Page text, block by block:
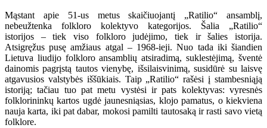
Mąstant apie 51-us metus skaičiuojantį „Ratilio“ ansamblį,
nebeužtenka folkloro kolektyvo kategorijos. Šalia „Ratilio“
istorijos – tiek viso folkloro judėjimo, tiek ir šalies istorija.
Atsigręžus pusę amžiaus atgal – 1968-ieji. Nuo tada iki šiandien
Lietuva liudijo folkloro ansamblių atsiradimą, suklestėjimą, šventė
dainomis pagrįstą tautos vienybę, išsilaisvinimą, susidūrė su laisvę
atgavusios valstybės iššūkiais. Taip „Ratilio“ rašėsi į stambesniąją
istoriją; tačiau tuo pat metu vystėsi ir pats kolektyvas: vyresnės
folklorininkų kartos ugdė jaunesniąsias, klojo pamatus, o kiekviena
nauja karta, iki pat dabar, mokosi pamilti tautosaką ir rasti savo vietą
folklore.